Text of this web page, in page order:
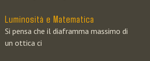
Luminosità e Matematica
Si pensa che il diaframma massimo di
un ottica ci